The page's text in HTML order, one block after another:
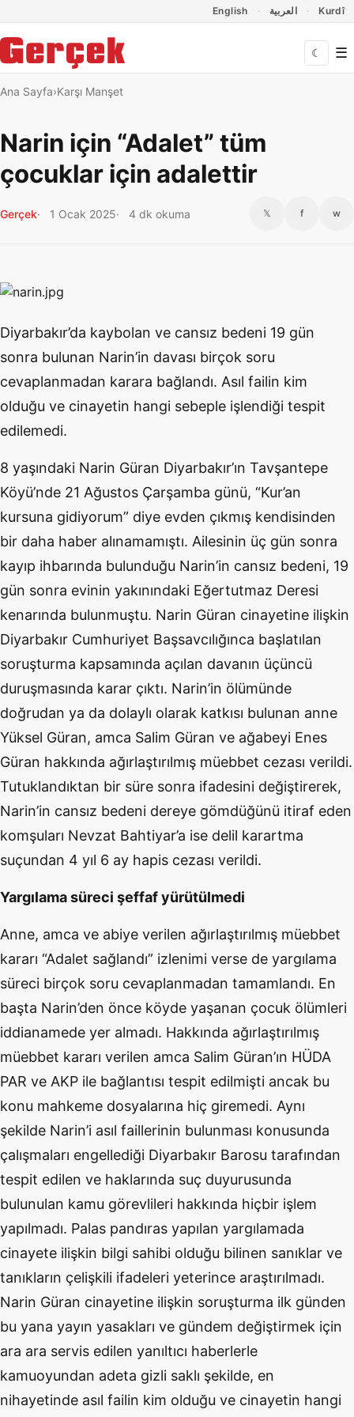
English العربية Kurdî
☾ ☰
Ana Sayfa Karşı Manşet
Narin için “Adalet” tüm
çocuklar için adalettir
Gerçek 1 Ocak 2025 4 dk okuma 𝕏 f w
Diyarbakır’da kaybolan ve cansız bedeni 19 gün
sonra bulunan Narin’in davası birçok soru
cevaplanmadan karara bağlandı. Asıl failin kim
olduğu ve cinayetin hangi sebeple işlendiği tespit
edilemedi.
8 yaşındaki Narin Güran Diyarbakır’ın Tavşantepe
Köyü’nde 21 Ağustos Çarşamba günü, “Kur’an
kursuna gidiyorum” diye evden çıkmış kendisinden
bir daha haber alınamamıştı. Ailesinin üç gün sonra
kayıp ihbarında bulunduğu Narin’in cansız bedeni, 19
gün sonra evinin yakınındaki Eğertutmaz Deresi
kenarında bulunmuştu. Narin Güran cinayetine ilişkin
Diyarbakır Cumhuriyet Başsavcılığınca başlatılan
soruşturma kapsamında açılan davanın üçüncü
duruşmasında karar çıktı. Narin’in ölümünde
doğrudan ya da dolaylı olarak katkısı bulunan anne
Yüksel Güran, amca Salim Güran ve ağabeyi Enes
Güran hakkında ağırlaştırılmış müebbet cezası verildi.
Tutuklandıktan bir süre sonra ifadesini değiştirerek,
Narin’in cansız bedeni dereye gömdüğünü itiraf eden
komşuları Nevzat Bahtiyar’a ise delil karartma
suçundan 4 yıl 6 ay hapis cezası verildi.
Yargılama süreci şeffaf yürütülmedi
Anne, amca ve abiye verilen ağırlaştırılmış müebbet
kararı “Adalet sağlandı” izlenimi verse de yargılama
süreci birçok soru cevaplanmadan tamamlandı. En
başta Narin’den önce köyde yaşanan çocuk ölümleri
iddianamede yer almadı. Hakkında ağırlaştırılmış
müebbet kararı verilen amca Salim Güran’ın HÜDA
PAR ve AKP ile bağlantısı tespit edilmişti ancak bu
konu mahkeme dosyalarına hiç giremedi. Aynı
şekilde Narin’i asıl faillerinin bulunması konusunda
çalışmaları engellediği Diyarbakır Barosu tarafından
tespit edilen ve haklarında suç duyurusunda
bulunulan kamu görevlileri hakkında hiçbir işlem
yapılmadı. Palas pandıras yapılan yargılamada
cinayete ilişkin bilgi sahibi olduğu bilinen sanıklar ve
tanıkların çelişkili ifadeleri yeterince araştırılmadı.
Narin Güran cinayetine ilişkin soruşturma ilk günden
bu yana yayın yasakları ve gündem değiştirmek için
ara ara servis edilen yanıltıcı haberlerle
kamuoyundan adeta gizli saklı şekilde, en
nihayetinde asıl failin kim olduğu ve cinayetin hangi